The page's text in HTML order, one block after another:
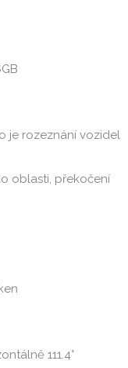
je rozeznání vozidel
oblasti, překočení
111.4°